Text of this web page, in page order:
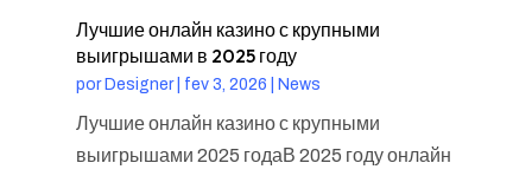
Лучшие онлайн казино с крупными
выигрышами в 2025 году
por Designer| fev 3, 2026 News
Лучшие онлайн казино с крупными
выигрышами 2025 годаВ 2025 году онлайн